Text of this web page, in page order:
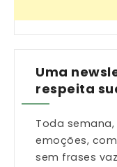
Uma
respeita
Toda
emoções,
sem frases